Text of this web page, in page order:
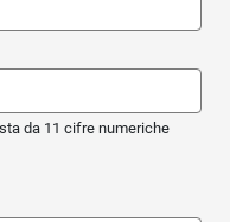
da 11 cifre numeriche